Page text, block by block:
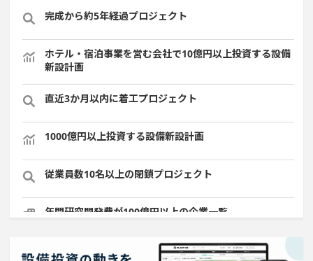
完成から約5年経過プロジェクト
ホテル・宿泊事業を営む会社で10億円以上投資する設備
新設計画
直近3か月以内に着工プロジェクト
1000億円以上投資する設備新設計画
従業員数10名以上の閉鎖プロジェクト
年間研究開発費が100億円以上の企業一覧
医薬品工場のプロジェクト